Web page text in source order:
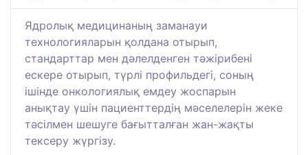
Ядролық медицинаның заманауи
технологияларын қолдана отырып,
стандарттар мен дәлелденген тәжірибені
ескере отырып, түрлі профильдегі, соның
ішінде онкологиялық емдеу жоспарын
анықтау үшін пациенттердің мәселелерін жеке
тәсілмен шешуге бағытталған жан-жақты
тексеру жүргізу.